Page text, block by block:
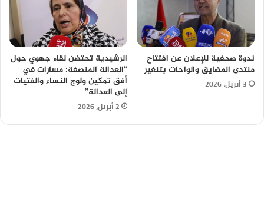
ندوة صحفية للإعلان عن افتتاح
منتدى المضايق والواحات بتنغير
3 أبريل، 2026
الرشيدية تحتضن لقاء جهوي حول
“العدالة المنصفة: مسارات في
أفق تمكين ولوج النساء والفتيات
إلى العدالة”
2 أبريل، 2026